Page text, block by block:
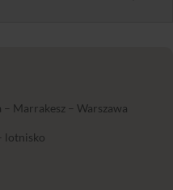
Marrakesz – Warszawa
lotnisko